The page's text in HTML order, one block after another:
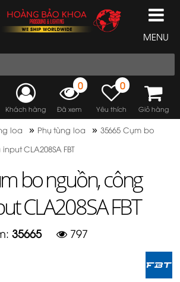
MENU
Khách hàng
0
Đã xem
0
Yêu thích Giỏ hàng
loa » Phụ tùng loa » 35665 Cụm bo
CLA208SA FBT
bo nguồn, công
CLA208SA FBT
35665 797